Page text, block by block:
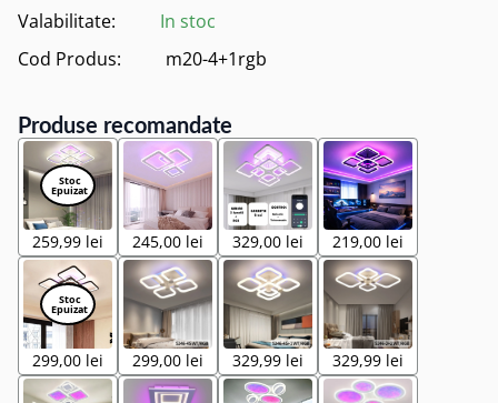
Valabilitate:
In stoc
Cod Produs:
m20-4+1rgb
Produse recomandate
259,99 lei 245,00 lei 329,00 lei 219,00 lei
299,00 lei 299,00 lei 329,99 lei 329,99 lei